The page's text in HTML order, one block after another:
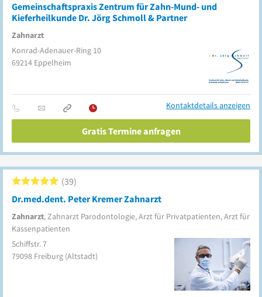
Gemeinschaftspraxis Zentrum für Zahn-Mund- und
Kieferheilkunde Dr. Jörg Schmoll & Partner
Zahnarzt
Konrad-Adenauer-Ring 10
69214 Eppelheim
Kontaktdetails anzeigen
Gratis Termine anfragen
Dr.med.dent. Peter Kremer Zahnarzt
Zahnarzt, Zahnarzt Parodontologie, Arzt für Privatpatienten, Arzt für
Kassenpatienten
39
Schiffstr. 7
79098 Freiburg (Altstadt)